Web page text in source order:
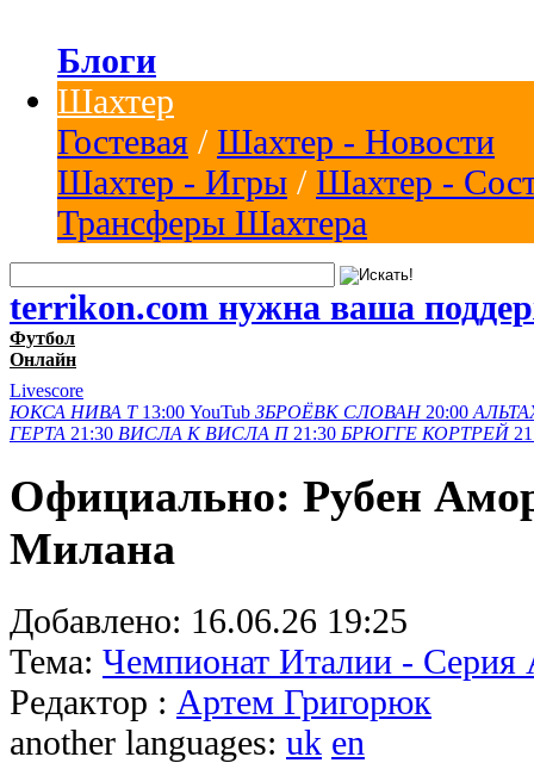
Блоги
Шахтер
Гостевая / Шахтер - Новости
Шахтер - Игры / Шахтер -
Трансферы Шахтера
terrikon.com нужна ваша
Футбол
Онлайн
Livescore
ЮКСА НИВА Т 13:00 YouTub ЗБРОЁВК СЛОВАН 20:00
ГЕРТА 21:30 ВИСЛА K ВИСЛА П 21:30 БРЮГГЕ КОРТРЕЙ
Официально: Рубен
Милана
Добавлено: 16.06.26 19:25
Тема: Чемпионат Италии - Серия
Редактор : Артем Григорюк
another languages: uk en